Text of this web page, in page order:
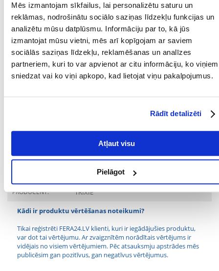
Mēs izmantojam sīkfailus, lai personalizētu saturu un
reklāmas, nodrošinātu sociālo saziņas līdzekļu funkcijas un
analizētu mūsu datplūsmu. Informāciju par to, kā jūs
izmantojat mūsu vietni, mēs arī kopīgojam ar saviem
sociālās saziņas līdzekļu, reklamēšanas un analīzes
partneriem, kuri to var apvienot ar citu informāciju, ko viņiem
sniedzat vai ko viņi apkopo, kad lietojat viņu pakalpojumus.
Rādīt detalizēti
Atļaut visu
Pielāgot
pasargājot saturu no izbiršanas, bet pastiprināta mala atvieglo ātru
piekļuvi gardumiem – bez raustīšanas un meklēšanas. Pateicoties
praktiskajai klipsei, somiņu var viegli piestiprināt pie jostas, kabatas vai
mugursomas, nodrošinot pilnīgu kustību brīvību.
Kompakts izmērs – ideāls treniņiem un īsām pastaigām.
Izgatavots no izturīga neilona (kokvilna + poliesters).
Krāsu kombinācija – tiek nosūtīta nejauši
PRODUCENT: TRIXIE
Kādi ir produktu vērtēšanas noteikumi?
Tikai reģistrēti FERA24.LV klienti, kuri ir iegādājušies produktu,
var dot tai vērtējumu. Ar zvaigznītēm norādītais vērtējums ir
vidējais no visiem vērtējumiem. Pēc atsauksmju apstrādes mēs
publicēsim gan pozitīvus, gan negatīvus vērtējumus.